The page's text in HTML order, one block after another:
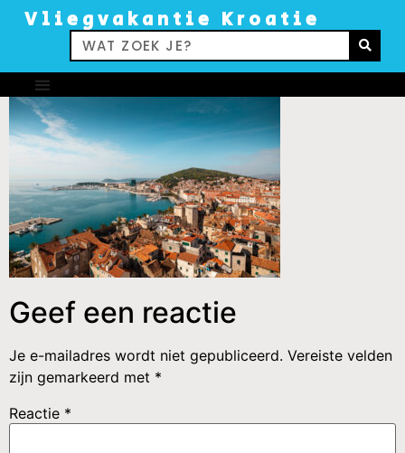
Vliegvakantie Kroatie
Geef een reactie
Je e-mailadres wordt niet gepubliceerd. Vereiste velden
zijn gemarkeerd met *
Reactie *